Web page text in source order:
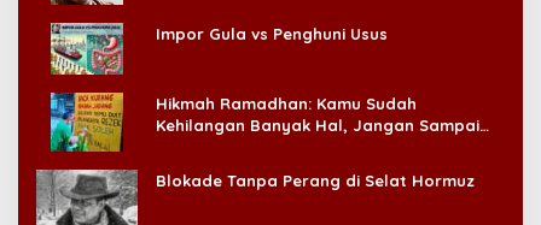
Impor Gula vs Penghuni Usus
Hikmah Ramadhan: Kamu Sudah
Kehilangan Banyak Hal, Jangan Sampai
Blokade Tanpa Perang di Selat Hormuz